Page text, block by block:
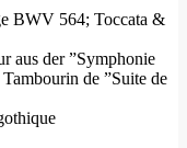
BWV 564; Toccata &
aus der ”Symphonie
de ”Suite de